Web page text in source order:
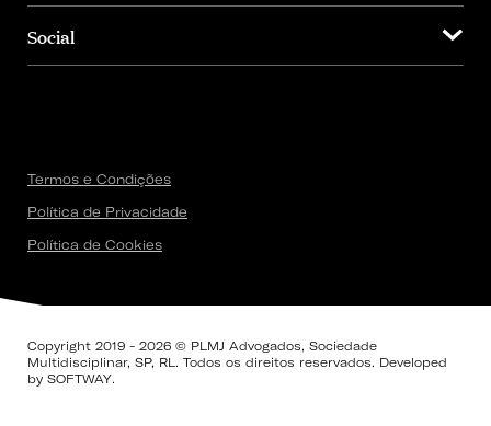
Social
Termos e Condições
Política de Privacidade
Política de Cookies
Copyright 2019 - 2026 © PLMJ Advogados, Sociedade
Multidisciplinar, SP, RL. Todos os direitos reservados. Developed
by SOFTWAY.